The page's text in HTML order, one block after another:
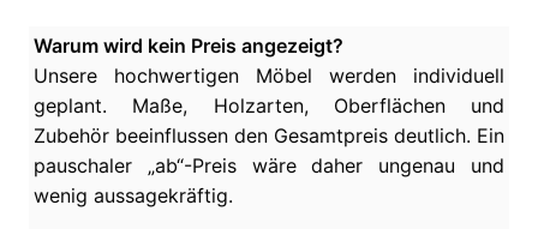
Warum wird kein Preis angezeigt?
Unsere hochwertigen Möbel werden individuell
geplant. Maße, Holzarten, Oberflächen und
Zubehör beeinflussen den Gesamtpreis deutlich. Ein
pauschaler „ab“-Preis wäre daher ungenau und
wenig aussagekräftig.